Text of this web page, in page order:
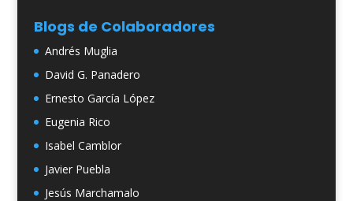
Blogs de Colaboradores
Andrés Muglia
David G. Panadero
Ernesto García López
Eugenia Rico
Isabel Camblor
Javier Puebla
Jesús Marchamalo